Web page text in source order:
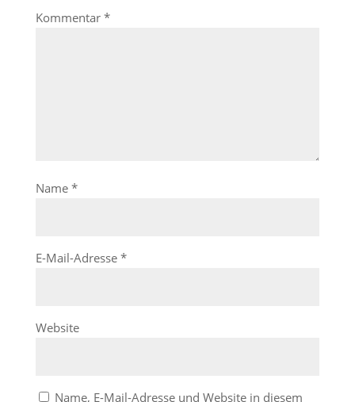
Kommentar *
Name *
E-Mail-Adresse *
Website
Name, E-Mail-Adresse und Website in diesem